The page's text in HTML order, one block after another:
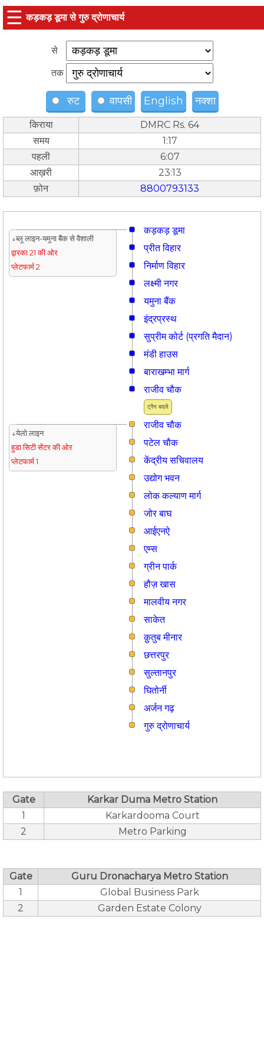
☰ कड़कड़ डूमा से गुरु द्रोणाचार्य
से
तक
रुट वापसी English नक्शा
किराया
DMRC Rs. 64
समय
1:17
पहली
6:07
आख़री
23:13
फ़ोन
8800793133
कड़कड़ डूमा
↓ब्लू लाइन-यमुना बैंक से वैशाली
द्वारका 21 की ओर
प्लेटफार्म 2
प्रीत विहार
निर्माण विहार
लक्ष्मी नगर
यमुना बैंक
इंद्रप्रस्थ
सुप्रीम कोर्ट (प्रगति मैदान)
मंडी हाउस
बाराखम्भा मार्ग
ट्रैन बदलें
राजीव चौक
राजीव चौक
↓येलो लाइन
हुडा सिटी सेंटर की ओर
प्लेटफार्म 1
पटेल चौक
केंद्रीय सचिवालय
उद्योग भवन
लोक कल्याण मार्ग
जोर बाघ
आईएनऐ
एम्स
ग्रीन पार्क
हौज़ खास
मालवीय नगर
साकेत
क़ुतुब मीनार
छत्तरपुर
सुल्तानपुर
घितोर्नी
अर्जन गढ़
गुरु द्रोणाचार्य
Gate
Karkar Duma Metro Station
1
Karkardooma Court
2
Metro Parking
Gate
Guru Dronacharya Metro Station
1
Global Business Park
2
Garden Estate Colony